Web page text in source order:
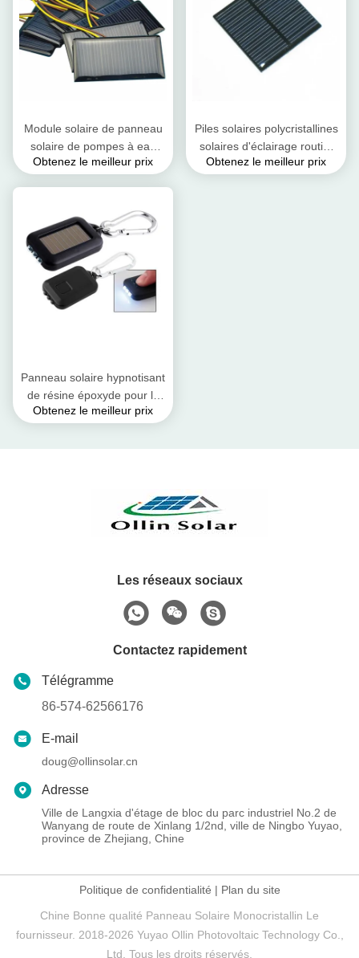
Module solaire de panneau
solaire de pompes à eau
mini/panneaux solaires
Obtenez le meilleur prix
Piles solaires polycristallines
solaires d'éclairage routier
2V 0.6W sans cadre
Obtenez le meilleur prix
Panneau solaire hypnotisant
de résine époxyde pour la
petite production d'électricité
Obtenez le meilleur prix
Les réseaux sociaux
Contactez rapidement
Télégramme
86-574-62566176
E-mail
doug@ollinsolar.cn
Adresse
Ville de Langxia d'étage de bloc du parc industriel No.2 de
Wanyang de route de Xinlang 1/2nd, ville de Ningbo Yuyao,
province de Zhejiang, Chine
Politique de confidentialité | Plan du site
Chine Bonne qualité Panneau Solaire Monocristallin Le
fournisseur. 2018-2026 Yuyao Ollin Photovoltaic Technology Co.,
Ltd. Tous les droits réservés.